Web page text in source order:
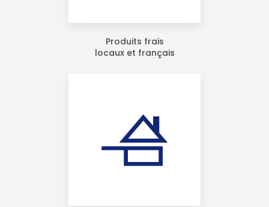
Produits frais
locaux et français